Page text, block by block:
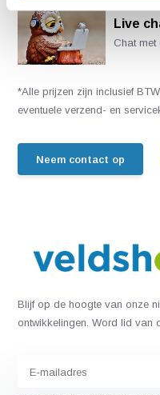
Live
Chat met
*Alle prijzen zijn inclusief
eventuele verzend- en
Neem contact op
Blijf op de hoogte van onze
ontwikkelingen. Word lid van